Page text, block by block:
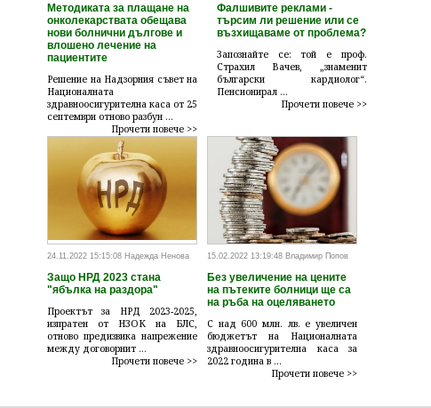
Методиката за плащане на
онколекарствата обещава
нови болнични дългове и
влошено лечение на
пациентите
Решение на Надзорния съвет на
Националната
здравноосигурителна каса от 25
септември отново разбун ...
Прочети повече >>
Фалшивите реклами -
търсим ли решение или се
възхищаваме от проблема?
Запознайте се: той е проф.
Страхил Вачев, „знаменит
български кардиолог“.
Пенсионирал ...
Прочети повече >>
24.11.2022 15:15:08 Надежда Ненова
Защо НРД 2023 стана
"ябълка на раздора"
Проектът за НРД 2023-2025,
изпратен от НЗОК на БЛС,
отново предизвика напрежение
между договорнит ...
Прочети повече >>
15.02.2022 13:19:48 Владимир Попов
Без увеличение на цените
на пътеките болници ще са
на ръба на оцеляването
С над 600 млн. лв. е увеличен
бюджетът на Националната
здравноосигурителна каса за
2022 година в ...
Прочети повече >>